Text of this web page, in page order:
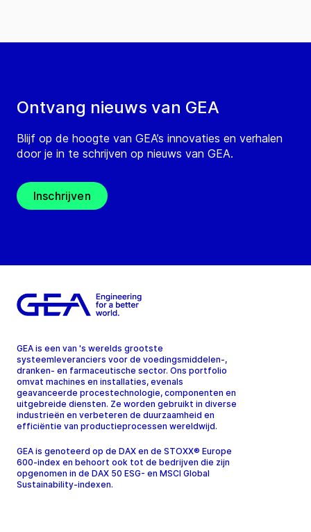
Ontvang nieuws van GEA
Blijf op de hoogte van GEA’s innovaties en verhalen
door je in te schrijven op nieuws van GEA.
Inschrijven
GEA is een van 's werelds grootste
systeemleveranciers voor de voedingsmiddelen-,
dranken- en farmaceutische sector. Ons portfolio
omvat machines en installaties, evenals
geavanceerde procestechnologie, componenten en
uitgebreide diensten. Ze worden gebruikt in diverse
industrieën en verbeteren de duurzaamheid en
efficiëntie van productieprocessen wereldwijd.
GEA is genoteerd op de DAX en de STOXX® Europe
600-index en behoort ook tot de bedrijven die zijn
opgenomen in de DAX 50 ESG- en MSCI Global
Sustainability-indexen.